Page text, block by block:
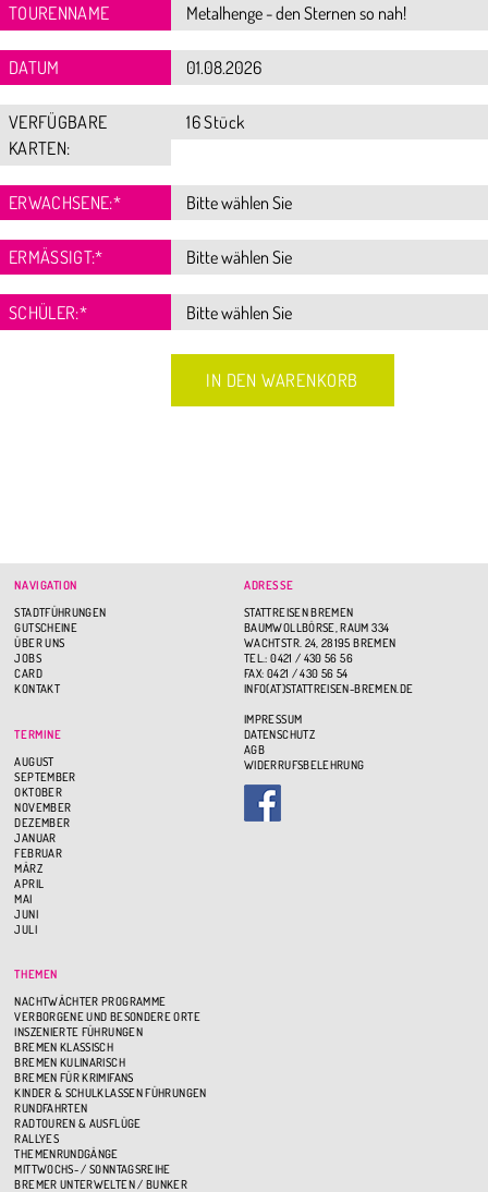
TOURENNAME
DATUM
VERFÜGBARE
KARTEN:
16 Stück
ERWACHSENE:*
ERMÄSSIGT:*
SCHÜLER:*
NAVIGATION
STADTFÜHRUNGEN
GUTSCHEINE
ÜBER UNS
JOBS
CARD
KONTAKT
TERMINE
AUGUST
SEPTEMBER
OKTOBER
NOVEMBER
DEZEMBER
JANUAR
FEBRUAR
MÄRZ
APRIL
MAI
JUNI
JULI
THEMEN
NACHTWÄCHTER PROGRAMME
VERBORGENE UND BESONDERE ORTE
INSZENIERTE FÜHRUNGEN
BREMEN KLASSISCH
BREMEN KULINARISCH
BREMEN FÜR KRIMIFANS
KINDER & SCHULKLASSEN FÜHRUNGEN
RUNDFAHRTEN
RADTOUREN & AUSFLÜGE
RALLYES
THEMENRUNDGÄNGE
MITTWOCHS- / SONNTAGSREIHE
BREMER UNTERWELTEN / BUNKER
ADRESSE
STATTREISEN BREMEN
BAUMWOLLBÖRSE, RAUM 334
WACHTSTR. 24, 28195 BREMEN
TEL.: 0421 / 430 56 56
FAX: 0421 / 430 56 54
INFO(AT)STATTREISEN-BREMEN.DE
IMPRESSUM
DATENSCHUTZ
AGB
WIDERRUFSBELEHRUNG